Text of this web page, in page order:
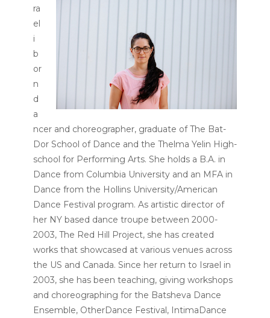
ra
el
i
b
or
n
d
a
ncer and choreographer, graduate of The Bat-
Dor School of Dance and the Thelma Yelin High-
school for Performing Arts. She holds a B.A. in
Dance from Columbia University and an MFA in
Dance from the Hollins University/American
Dance Festival program. As artistic director of
her NY based dance troupe between 2000-
2003, The Red Hill Project, she has created
works that showcased at various venues across
the US and Canada. Since her return to Israel in
2003, she has been teaching, giving workshops
and choreographing for the Batsheva Dance
Ensemble, OtherDance Festival, IntimaDance